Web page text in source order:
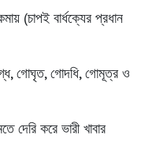
(চাপই বার্ধক্যের প্রধান
গোঘৃত, গোদধি, গোমূত্র ও
দেরি করে ভারী খাবার